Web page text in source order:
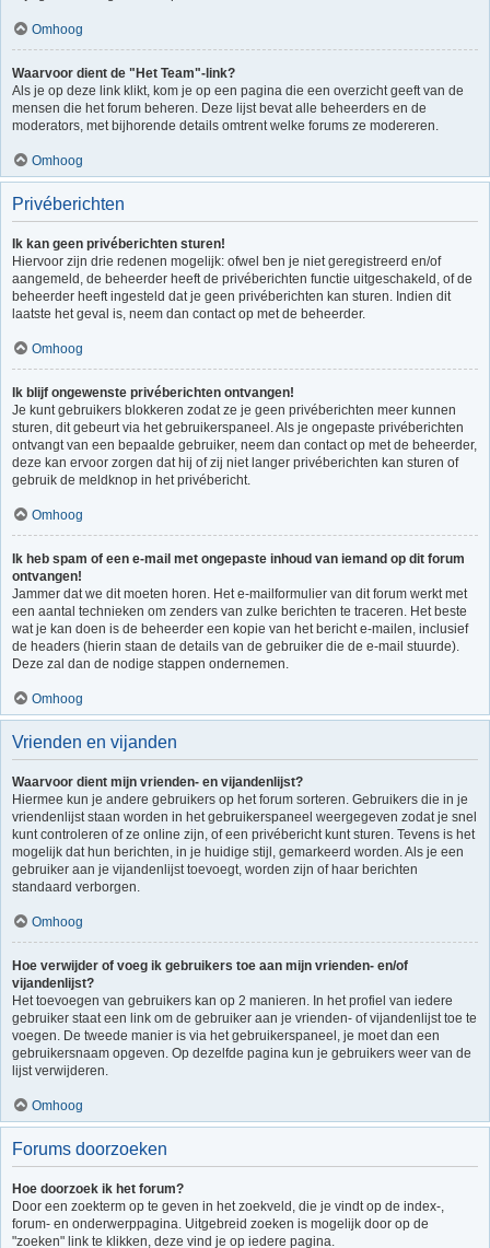
Omhoog
Waarvoor dient de "Het Team"-link?
Als je op deze link klikt, kom je op een pagina die een overzicht geeft van de
mensen die het forum beheren. Deze lijst bevat alle beheerders en de
moderators, met bijhorende details omtrent welke forums ze modereren.
Omhoog
Privéberichten
Ik kan geen privéberichten sturen!
Hiervoor zijn drie redenen mogelijk: ofwel ben je niet geregistreerd en/of
aangemeld, de beheerder heeft de privéberichten functie uitgeschakeld, of de
beheerder heeft ingesteld dat je geen privéberichten kan sturen. Indien dit
laatste het geval is, neem dan contact op met de beheerder.
Omhoog
Ik blijf ongewenste privéberichten ontvangen!
Je kunt gebruikers blokkeren zodat ze je geen privéberichten meer kunnen
sturen, dit gebeurt via het gebruikerspaneel. Als je ongepaste privéberichten
ontvangt van een bepaalde gebruiker, neem dan contact op met de beheerder,
deze kan ervoor zorgen dat hij of zij niet langer privéberichten kan sturen of
gebruik de meldknop in het privébericht.
Omhoog
Ik heb spam of een e-mail met ongepaste inhoud van iemand op dit forum
ontvangen!
Jammer dat we dit moeten horen. Het e-mailformulier van dit forum werkt met
een aantal technieken om zenders van zulke berichten te traceren. Het beste
wat je kan doen is de beheerder een kopie van het bericht e-mailen, inclusief
de headers (hierin staan de details van de gebruiker die de e-mail stuurde).
Deze zal dan de nodige stappen ondernemen.
Omhoog
Vrienden en vijanden
Waarvoor dient mijn vrienden- en vijandenlijst?
Hiermee kun je andere gebruikers op het forum sorteren. Gebruikers die in je
vriendenlijst staan worden in het gebruikerspaneel weergegeven zodat je snel
kunt controleren of ze online zijn, of een privébericht kunt sturen. Tevens is het
mogelijk dat hun berichten, in je huidige stijl, gemarkeerd worden. Als je een
gebruiker aan je vijandenlijst toevoegt, worden zijn of haar berichten
standaard verborgen.
Omhoog
Hoe verwijder of voeg ik gebruikers toe aan mijn vrienden- en/of
vijandenlijst?
Het toevoegen van gebruikers kan op 2 manieren. In het profiel van iedere
gebruiker staat een link om de gebruiker aan je vrienden- of vijandenlijst toe te
voegen. De tweede manier is via het gebruikerspaneel, je moet dan een
gebruikersnaam opgeven. Op dezelfde pagina kun je gebruikers weer van de
lijst verwijderen.
Omhoog
Forums doorzoeken
Hoe doorzoek ik het forum?
Door een zoekterm op te geven in het zoekveld, die je vindt op de index-,
forum- en onderwerppagina. Uitgebreid zoeken is mogelijk door op de
"zoeken" link te klikken, deze vind je op iedere pagina.